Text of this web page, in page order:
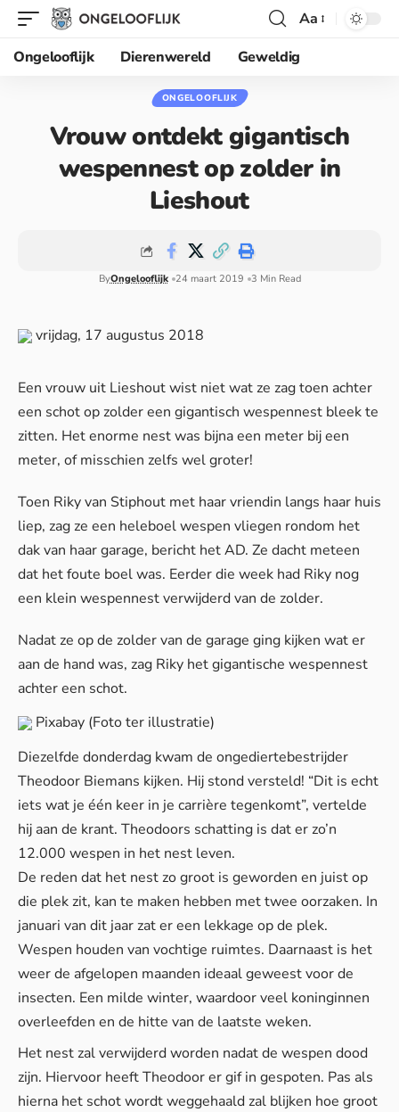
Aa
Ongelooflijk
Dierenwereld Geweldig
ONGELOOFLIJK
Vrouw ontdekt gigantisch
wespennest op zolder in
Lieshout
ByOngelooflijk 24 maart 2019 3 Min Read
vrijdag, 17 augustus 2018
Een vrouw uit Lieshout wist niet wat ze zag toen achter
een schot op zolder een gigantisch wespennest bleek te
zitten. Het enorme nest was bijna een meter bij een
meter, of misschien zelfs wel groter!
Toen Riky van Stiphout met haar vriendin langs haar huis
liep, zag ze een heleboel wespen vliegen rondom het
dak van haar garage, bericht hetAD. Ze dacht meteen
dat het foute boel was. Eerder die week had Riky nog
een klein wespennest verwijderd van de zolder.
Nadat ze op de zolder van de garage ging kijken wat er
aan de hand was, zag Riky het gigantische wespennest
achter een schot.
Pixabay (Foto ter illustratie)
Diezelfde donderdag kwam de ongediertebestrijder
Theodoor Biemans kijken. Hij stond versteld! “Dit is echt
iets wat je één keer in je carrière tegenkomt”, vertelde
hij aan de krant. Theodoors schatting is dat er zo’n
12.000 wespen in het nest leven.
De reden dat het nest zo groot is geworden en juist op
die plek zit, kan te maken hebben met twee oorzaken. In
januari van dit jaar zat er een lekkage op de plek.
Wespen houden van vochtige ruimtes. Daarnaast is het
weer de afgelopen maanden ideaal geweest voor de
insecten. Een milde winter, waardoor veel koninginnen
overleefden en de hitte van de laatste weken.
Het nest zal verwijderd worden nadat de wespen dood
zijn. Hiervoor heeft Theodoor er gif in gespoten. Pas als
hierna het schot wordt weggehaald zal blijken hoe groot